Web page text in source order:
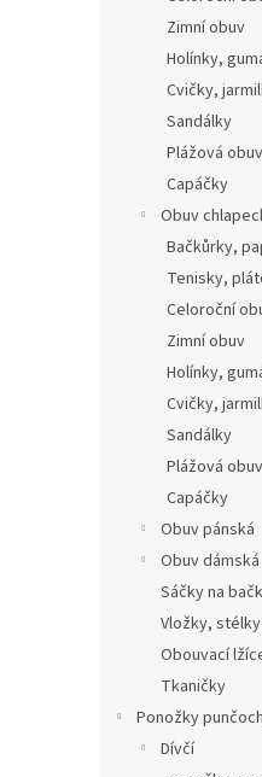
Zimní obuv
Holínky,
Cvičky,
Sandálky
Plážová obuv
Capáčky
Obuv
Bačkůrky,
Tenisky,
Celoroční
Zimní obuv
Holínky,
Cvičky,
Sandálky
Plážová obuv
Capáčky
Obuv pánská
Obuv dámská
Sáčky na
Vložky,
Obouvací
Tkaničky
Ponožky
Dívčí